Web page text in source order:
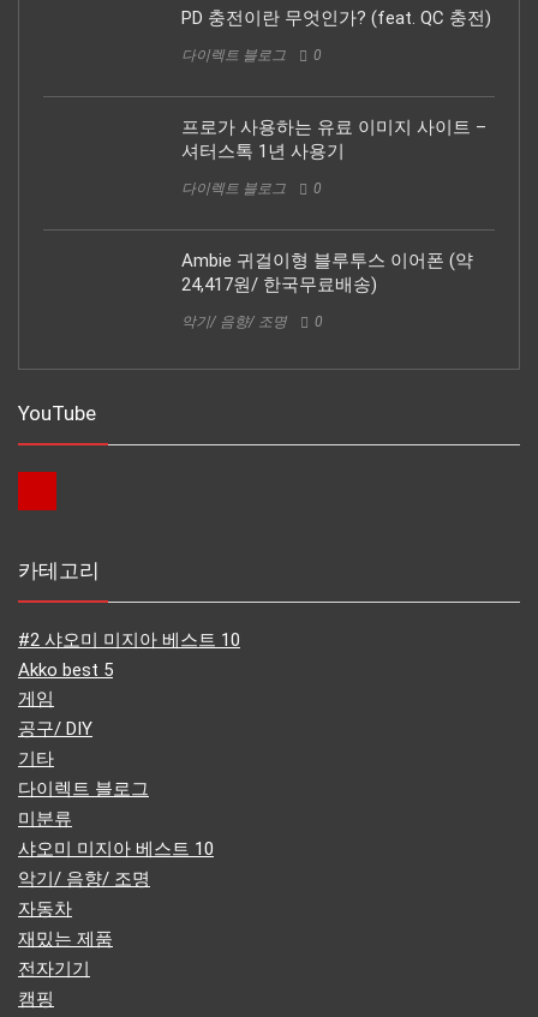
PD 충전이란 무엇인가? (feat. QC 충전)
다이렉트 블로그 0
프로가 사용하는 유료 이미지 사이트 –
셔터스톡 1년 사용기
다이렉트 블로그 0
Ambie 귀걸이형 블루투스 이어폰 (약
24,417원/ 한국무료배송)
악기/ 음향/ 조명 0
YouTube
카테고리
#2 샤오미 미지아 베스트 10
Akko best 5
게임
공구/ DIY
기타
다이렉트 블로그
미분류
샤오미 미지아 베스트 10
악기/ 음향/ 조명
자동차
재밌는 제품
전자기기
캠핑